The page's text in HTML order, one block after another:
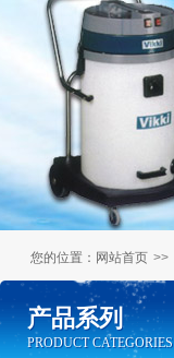
您的位置： 网站首页 >>
产品系列
PRODUCT CATEGORIES
产品系列
PRODUCT CATEGORIES